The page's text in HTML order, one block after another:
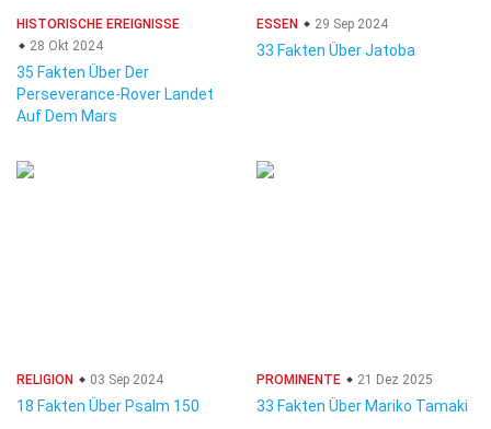
HISTORISCHE EREIGNISSE
28 Okt 2024
35 Fakten Über Der
Perseverance-Rover Landet
Auf Dem Mars
ESSEN 29 Sep 2024
33 Fakten Über Jatoba
RELIGION 03 Sep 2024
18 Fakten Über Psalm 150
PROMINENTE 21 Dez 2025
33 Fakten Über Mariko Tamaki